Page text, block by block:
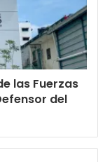
las Fuerzas
del